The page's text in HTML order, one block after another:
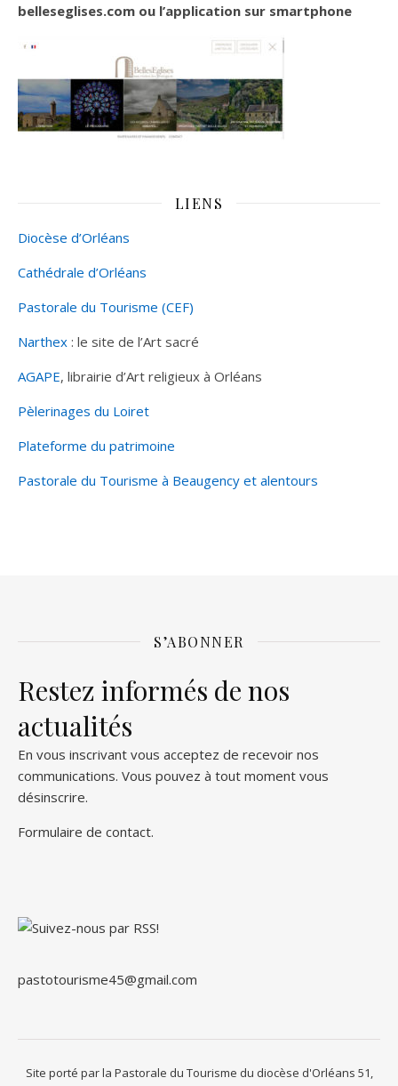
belleseglises.com ou l’application sur smartphone
LIENS
Diocèse d’Orléans
Cathédrale d’Orléans
Pastorale du Tourisme (CEF)
Narthex : le site de l’Art sacré
AGAPE, librairie d’Art religieux à Orléans
Pèlerinages du Loiret
Plateforme du patrimoine
Pastorale du Tourisme à Beaugency et alentours
S’ABONNER
Restez informés de nos
actualités
En vous inscrivant vous acceptez de recevoir nos
communications. Vous pouvez à tout moment vous
désinscrire.
Formulaire de contact.
pastotourisme45@gmail.com
Site porté par la Pastorale du Tourisme du diocèse d'Orléans 51,